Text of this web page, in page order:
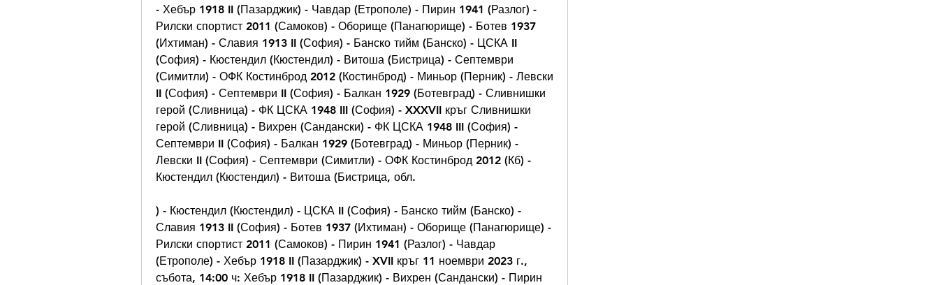
- Хебър 1918 II (Пазарджик) - Чавдар (Етрополе) - Пирин 1941 (Разлог) -
Рилски спортист 2011 (Самоков) - Оборище (Панагюрище) - Ботев 1937
(Ихтиман) - Славия 1913 II (София) - Банско тийм (Банско) - ЦСКА II
(София) - Кюстендил (Кюстендил) - Витоша (Бистрица) - Септември
(Симитли) - ОФК Костинброд 2012 (Костинброд) - Миньор (Перник) - Левски
II (София) - Септември II (София) - Балкан 1929 (Ботевград) - Сливнишки
герой (Сливница) - ФК ЦСКА 1948 III (София) - XXXVII кръг Сливнишки
герой (Сливница) - Вихрен (Сандански) - ФК ЦСКА 1948 III (София) -
Септември II (София) - Балкан 1929 (Ботевград) - Миньор (Перник) -
Левски II (София) - Септември (Симитли) - ОФК Костинброд 2012 (Кб) -
Кюстендил (Кюстендил) - Витоша (Бистрица, обл.
) - Кюстендил (Кюстендил) - ЦСКА II (София) - Банско тийм (Банско) -
Славия 1913 II (София) - Ботев 1937 (Ихтиман) - Оборище (Панагюрище) -
Рилски спортист 2011 (Самоков) - Пирин 1941 (Разлог) - Чавдар
(Етрополе) - Хебър 1918 II (Пазарджик) - XVII кръг 11 ноември 2023 г.,
събота, 14:00 ч: Хебър 1918 II (Пазарджик) - Вихрен (Сандански) - Пирин